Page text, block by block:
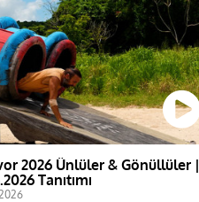
2026 Ünlüler & Gönüllüler |
Tanıtımı